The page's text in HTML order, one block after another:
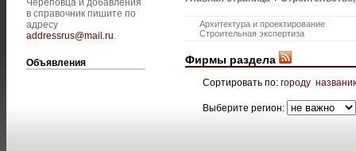
Череповца и добавления
в справочник пишите по
адресу
addressrus@mail.ru.
Объявления
Архитектура и проектирование
Строительная экспертиза
Фирмы раздела
Сортировать по: городу
Выберите регион: